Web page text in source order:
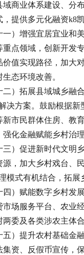
域商业体系建设、分
，提供多元化融资k8
一）增强宜居宜业和
重点领域，创新开发
价值实现路径，加大
生态环境改善。
二）拓展县域城乡融
决方案。鼓励根据
新市民群体住房、教
强化金融赋能乡村治
三）促进新时代文明
源，加大乡村戏台、
模式有机结合，拓展
四）赋能数字乡村发
市场服务平台、农业
两委及各类涉农主体
五）提升农村基础金
集资、反假币宣传，